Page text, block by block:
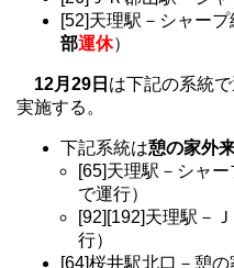
[52]天理駅－シャー
部運休）
12月29日 は下記の系統
実施する。
下記系統は憩の家外
[65]天理駅－シャ
で運行）
[92][192]天理駅－
行）
[64]桜井駅北口－憩